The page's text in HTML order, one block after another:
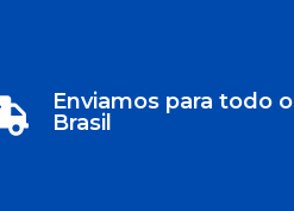
Enviamos para todo o
Brasil